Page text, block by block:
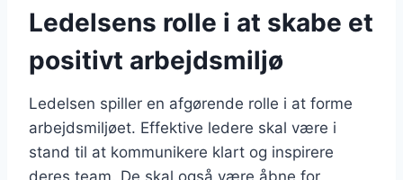
Ledelsens rolle i at skabe et
positivt arbejdsmiljø
Ledelsen spiller en afgørende rolle i at forme
arbejdsmiljøet. Effektive ledere skal være i
stand til at kommunikere klart og inspirere
deres team. De skal også være åbne for